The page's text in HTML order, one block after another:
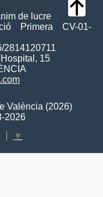
de lucre
Primera CV-01-
2814120711
15
València (2026)
2026
▼